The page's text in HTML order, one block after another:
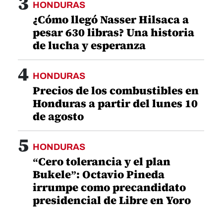
HONDURAS
¿Cómo llegó Nasser Hilsaca a
pesar 630 libras? Una historia
de lucha y esperanza
4 HONDURAS
Precios de los combustibles en
Honduras a partir del lunes 10
de agosto
5 HONDURAS
“Cero tolerancia y el plan
Bukele”: Octavio Pineda
irrumpe como precandidato
presidencial de Libre en Yoro